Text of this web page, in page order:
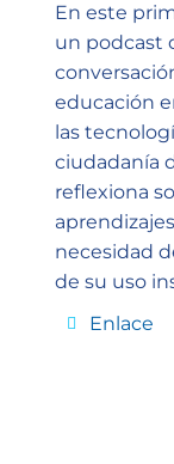
En este
un podcast
educación
las
ciudadanía
reflexiona
necesidad
de su uso
Enlace